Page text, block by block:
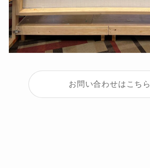
お問い合わせはこちら